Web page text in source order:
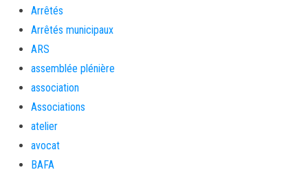
Arrêtés
Arrêtés municipaux
ARS
assemblée plénière
association
Associations
atelier
avocat
BAFA